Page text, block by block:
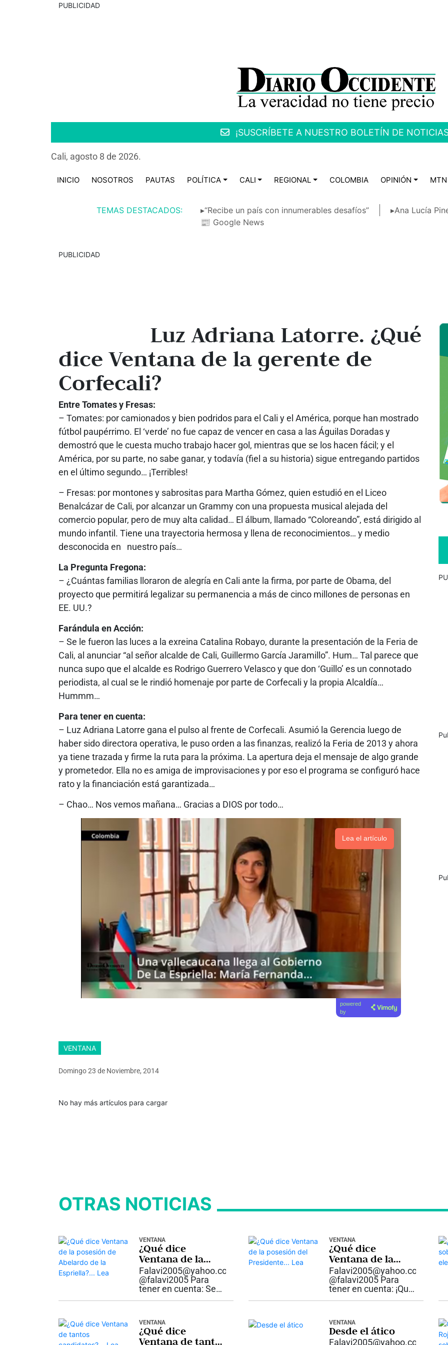
PUBLICIDAD
¡SUSCRÍBETE A NUESTRO BOLETÍN DE
Cali, agosto 8 de 2026.
INICIO NOSOTROS PAUTAS POLÍTICA CALI REGIONAL COLOMBIA OPINIÓN MTN
TEMAS DESTACADOS: ▸“Recibe un país con innumerables desafíos”
▸Ana Lucía
📰 Google News
PUBLICIDAD
Luz Adriana Latorre. ¿Qué
dice Ventana de la gerente de
Corfecali?
Entre Tomates y Fresas:
– Tomates: por camionados y bien podridos para el Cali y el América, porque han mostrado
fútbol paupérrimo. El ‘verde’ no fue capaz de vencer en casa a las Águilas Doradas y
demostró que le cuesta mucho trabajo hacer gol, mientras que se los hacen fácil; y el
América, por su parte, no sabe ganar, y todavía (fiel a su historia) sigue entregando partidos
en el último segundo… ¡Terribles!
– Fresas: por montones y sabrositas para Martha Gómez, quien estudió en el Liceo
Benalcázar de Cali, por alcanzar un Grammy con una propuesta musical alejada del
comercio popular, pero de muy alta calidad… El álbum, llamado “Coloreando”, está dirigido al
mundo infantil. Tiene una trayectoria hermosa y llena de reconocimientos… y medio
desconocida en nuestro país…
La Pregunta Fregona:
– ¿Cuántas familias lloraron de alegría en Cali ante la firma, por parte de Obama, del
proyecto que permitirá legalizar su permanencia a más de cinco millones de personas en
EE. UU.?
Farándula en Acción:
– Se le fueron las luces a la exreina Catalina Robayo, durante la presentación de la Feria de
Cali, al anunciar “al señor alcalde de Cali, Guillermo García Jaramillo”. Hum… Tal parece que
nunca supo que el alcalde es Rodrigo Guerrero Velasco y que don ‘Guillo’ es un connotado
periodista, al cual se le rindió homenaje por parte de Corfecali y la propia Alcaldía…
Hummm…
Para tener en cuenta:
– Luz Adriana Latorre gana el pulso al frente de Corfecali. Asumió la Gerencia luego de
haber sido directora operativa, le puso orden a las finanzas, realizó la Feria de 2013 y ahora
ya tiene trazada y firme la ruta para la próxima. La apertura deja el mensaje de algo grande
y prometedor. Ella no es amiga de improvisaciones y por eso el programa se configuró hace
rato y la financiación está garantizada…
– Chao… Nos vemos mañana… Gracias a DIOS por todo…
Lea el artículo
powered
by
VENTANA
Domingo 23 de Noviembre, 2014
No hay más artículos para cargar
OTRAS NOTICIAS
VENTANA
¿Qué dice
Ventana de la
posesión de
Abelardo de la
Espriella?… Lea
Falavi2005@yahoo.com
@falavi2005 Para
tener en cuenta: Se
pretendían protestar
en las afueras de la
arena de la
VENTANA
¿Qué dice
Ventana de la
posesión del
Presidente… Lea
Falavi2005@yahoo.com
@falavi2005 Para
tener en cuenta: ¡Qué
como Presidente de
la República de
Colombia, es lo de
VENTANA
¿Qué dice
Ventana de tantos
VENTANA
Desde el ático
Falavi2005@yahoo.com